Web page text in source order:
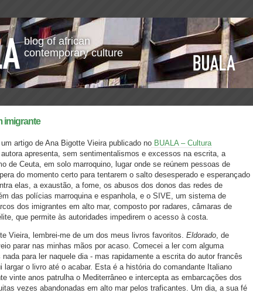
blog of african
contemporary culture
imigrante
artigo de Ana Bigotte Vieira publicado no BUALA – Cultura
autora apresenta, sem sentimentalismos e excessos na escrita, a
de Ceuta, em solo marroquino, lugar onde se reúnem pessoas de
do momento certo para tentarem o salto desesperado e esperançado
elas, a exaustão, a fome, os abusos dos donos das redes de
das polícias marroquina e espanhola, e o SIVE, um sistema de
dos imigrantes em alto mar, composto por radares, câmaras de
que permite às autoridades impedirem o acesso à costa.
Vieira, lembrei-me de um dos meus livros favoritos. Eldorado, de
parar nas minhas mãos por acaso. Comecei a ler com alguma
para ler naquele dia - mas rapidamente a escrita do autor francês
largar o livro até o acabar. Esta é a história do comandante Italiano
vinte anos patrulha o Mediterrâneo e intercepta as embarcações dos
vezes abandonadas em alto mar pelos traficantes. Um dia, a sua fé